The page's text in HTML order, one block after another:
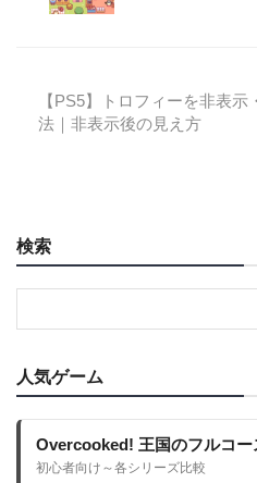
【PS5】トロフィーを非表示
法｜非表示後の見え方
検索
人気ゲーム
Overcooked! 王国のフルコー
初心者向け～各シリーズ比較